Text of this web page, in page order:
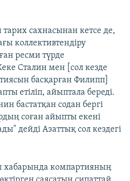
сахнасынан кетсе де,
коллективтендіру
ресми түрде
Сталин мен [сол кезде
басқарған Филипп]
етіліп, айыптала береді.
бастатқан содан бергі
соған айыпты екені
дейді Азаттық сол кездегі
хабарында компартияның